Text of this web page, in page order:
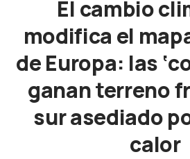
El cambio
modifica el
de Europa: las
ganan terreno
sur asediado
calor